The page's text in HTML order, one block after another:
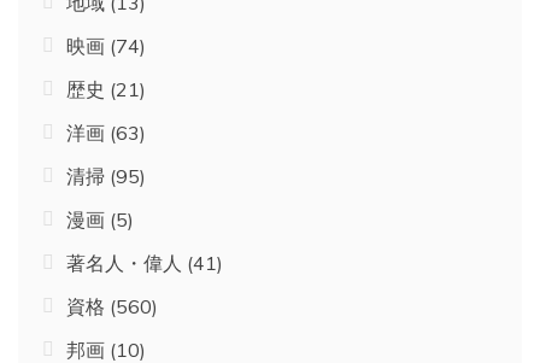
映画 (74)
歴史 (21)
洋画 (63)
清掃 (95)
漫画 (5)
著名人・偉人 (41)
資格 (560)
邦画 (10)